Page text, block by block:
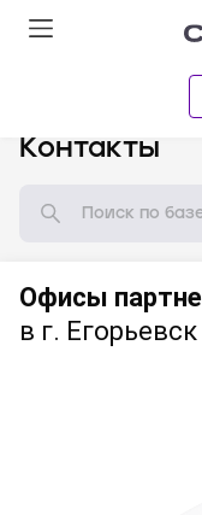
Контакты
Офисы
в г. Егорьевск